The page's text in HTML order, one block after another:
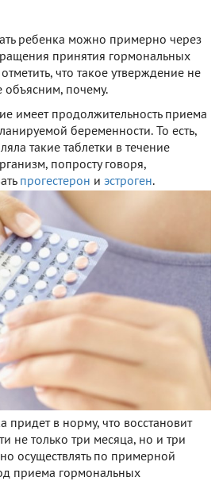
ребенка можно примерно через
принятия гормональных
что такое утверждение не
объясним, почему.
имеет продолжительность приема
беременности. То есть,
такие таблетки в течение
попросту говоря,
прогестерон и эстроген.
придет в норму, что восстановит
не только три месяца, но и три
осуществлять по примерной
приема гормональных